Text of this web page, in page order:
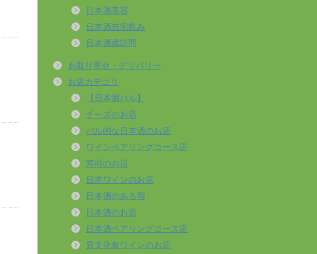
日本酒美容
日本酒自宅飲み
日本酒蔵訪問
お取り寄せ・デリバリー
お店カテゴリ
【日本酒バル】
チーズのお店
バル的な日本酒のお店
ワインペアリングコース店
寿司のお店
日本ワインのお店
日本酒のある宿
日本酒のお店
日本酒ペアリングコース店
異文化食ワインのお店